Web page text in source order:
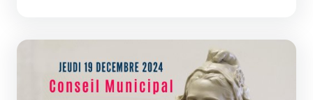
Délibérations du conseil municipal du 19 décembre